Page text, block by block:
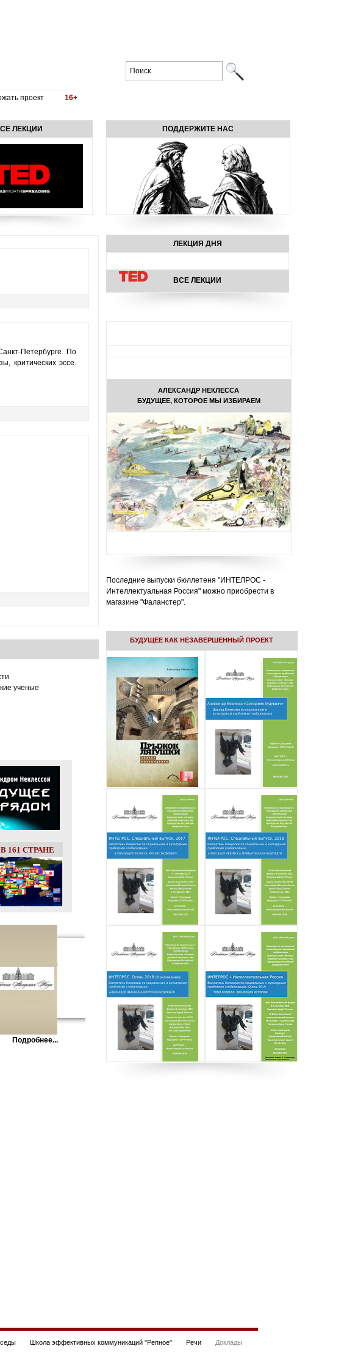
проект 16+
ЛЕКЦИИ
Петербурге. По
критических эссе.
ученые
161 СТРАНЕ
Подробнее...
ПОДДЕРЖИТЕ НАС
ЛЕКЦИЯ ДНЯ
ВСЕ ЛЕКЦИИ
АЛЕКСАНДР НЕКЛЕССА
БУДУЩЕЕ, КОТОРОЕ МЫ ИЗБИРАЕМ
Последние выпуски бюллетеня "ИНТЕЛРОС -
Интеллектуальная Россия" можно приобрести в
магазине "Фаланстер".
БУДУЩЕЕ КАК НЕЗАВЕРШЕННЫЙ ПРОЕКТ
Школа эффективных коммуникаций "Репное" Речи
Доклады